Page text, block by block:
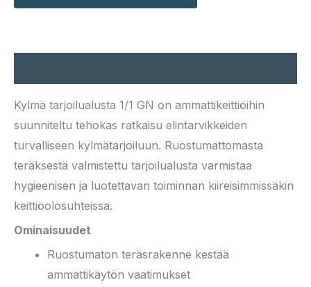
Kylmä tarjoilualusta 1/1 GN on ammattikeittiöihin
suunniteltu tehokas ratkaisu elintarvikkeiden
turvalliseen kylmätarjoiluun. Ruostumattomasta
teräksestä valmistettu tarjoilualusta varmistaa
hygieenisen ja luotettavan toiminnan kiireisimmissäkin
keittiöolosuhteissa.
Ominaisuudet
Ruostumaton teräsrakenne kestää
ammattikäytön vaatimukset